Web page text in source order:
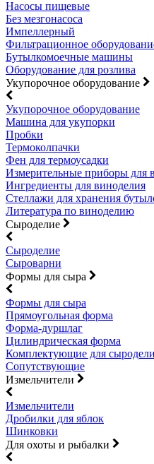
Насосы пищевые
Без мезгонасоса
Импеллерный
Фильтрационное
Бутылкомоечные машины
Оборудование для розлива
Укупорочное оборудование
Укупорочное оборудование
Машина для укупорки
Пробки
Термоколпачки
Фен для термоусадки
Измерительные приборы для
Ингредиенты для виноделия
Стеллажи для хранения
Литература по виноделию
Сыроделие
Сыроделие
Сыроварни
Формы для сыра
Формы для сыра
Прямоугольная форма
Форма-дуршлаг
Цилиндрическая форма
Комплектующие для
Сопутствующие
Измельчители
Измельчители
Дробилки для яблок
Шинковки
Для охоты и рыбалки